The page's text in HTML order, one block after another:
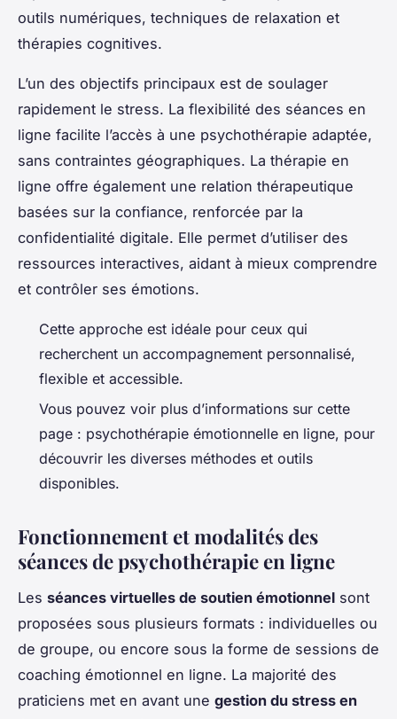
outils numériques, techniques de relaxation et
thérapies cognitives.
L’un des objectifs principaux est de soulager
rapidement le stress. La flexibilité des séances en
ligne facilite l’accès à une psychothérapie adaptée,
sans contraintes géographiques. La thérapie en
ligne offre également une relation thérapeutique
basées sur la confiance, renforcée par la
confidentialité digitale. Elle permet d’utiliser des
ressources interactives, aidant à mieux comprendre
et contrôler ses émotions.
Cette approche est idéale pour ceux qui
recherchent un accompagnement personnalisé,
flexible et accessible.
Vous pouvez voir plus d’informations sur cette
page : psychothérapie émotionnelle en ligne, pour
découvrir les diverses méthodes et outils
disponibles.
Fonctionnement et modalités des
séances de psychothérapie en ligne
Les séances virtuelles de soutien émotionnel sont
proposées sous plusieurs formats : individuelles ou
de groupe, ou encore sous la forme de sessions de
coaching émotionnel en ligne. La majorité des
praticiens met en avant une gestion du stress en